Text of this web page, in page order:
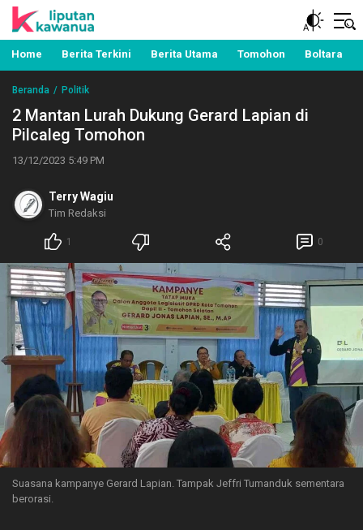
Liputan Kawanua
Berita Manado, Sulawesi Utara, Kawanua, Politik,
Pemerintahan, Hukum Kriminal dan Nasional
Home Berita Terkini Berita Utama Tomohon Boltara
Beranda Politik
2 Mantan Lurah Dukung Gerard Lapian di
Pilcaleg Tomohon
13/12/2023 5:49 PM
Terry Wagiu
Tim Redaksi
1 0
Suasana kampanye Gerard Lapian. Tampak Jeffri Tumanduk sementara
berorasi.